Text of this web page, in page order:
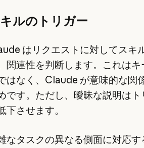
ルのトリガー
はリクエストに対してスキ
関連性を判断します。これは
はなく、Claude が意味的な関
です。ただし、曖昧な説明は
下させます。
なタスクの異なる側面に対応